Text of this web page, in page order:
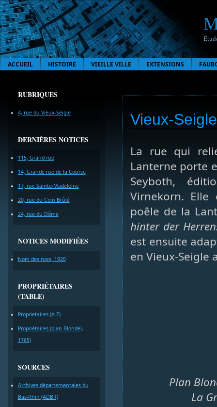
ACCUEIL HISTOIRE VIEILLE VILLE EXTENSIONS
RUBRIQUES
4, rue du Vieux-Seigle
DERNIÈRES NOTICES
115, Grand rue
14, Grande rue de la Course
17, rue Sainte-Madeleine
20, rue du Coin Brûlé
24, rue du Dôme
NOTICES MODIFIÉES
Nom des rues, 1920
PROPRIÉTAIRES
(TABLE)
Proprietaires (A-Z)
Propriétaires (plan Blondel,
1765)
SOURCES
Archives départementales du
Bas-Rhin (ADBR)
Vieux-
La rue qui
Lanterne porte
Seyboth,
Virnekorn.
poêle de la
hinter der
est ensuite
en Vieux-Seigle
Plan
La